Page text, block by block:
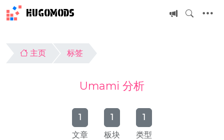
HUGOMODS
主页 标签
Umami 分析
1
文章
1
板块
1
类型